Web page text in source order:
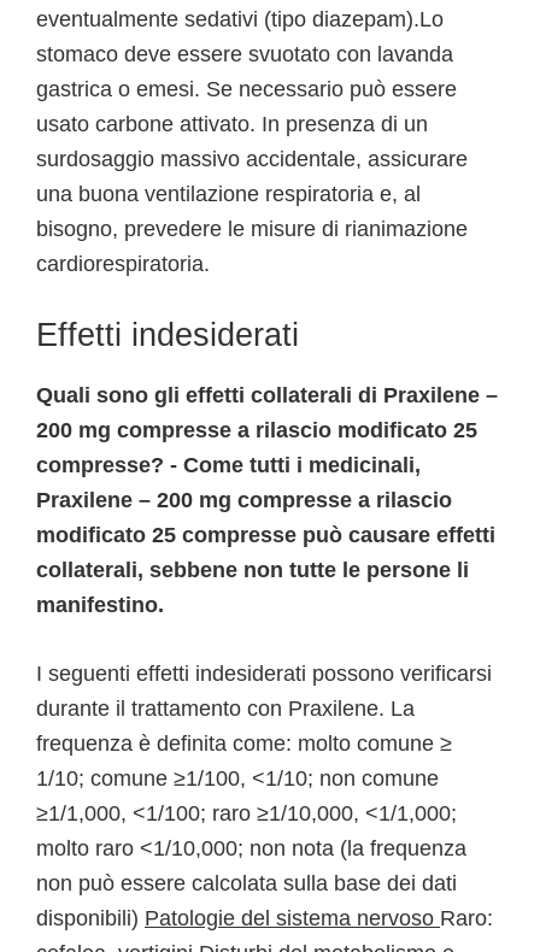
eventualmente sedativi (tipo diazepam).Lo
stomaco deve essere svuotato con lavanda
gastrica o emesi. Se necessario può essere
usato carbone attivato. In presenza di un
surdosaggio massivo accidentale, assicurare
una buona ventilazione respiratoria e, al
bisogno, prevedere le misure di rianimazione
cardiorespiratoria.
Effetti indesiderati
Quali sono gli effetti collaterali di Praxilene –
200 mg compresse a rilascio modificato 25
compresse? - Come tutti i medicinali,
Praxilene – 200 mg compresse a rilascio
modificato 25 compresse può causare effetti
collaterali, sebbene non tutte le persone li
manifestino.
I seguenti effetti indesiderati possono verificarsi
durante il trattamento con Praxilene. La
frequenza è definita come: molto comune ≥
1/10; comune ≥1/100, <1/10; non comune
≥1/1,000, <1/100; raro ≥1/10,000, <1/1,000;
molto raro <1/10,000; non nota (la frequenza
non può essere calcolata sulla base dei dati
disponibili) Patologie del sistema nervoso Raro: